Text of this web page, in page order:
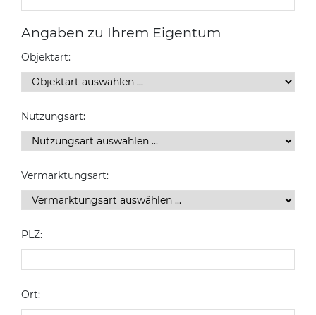
Angaben zu Ihrem Eigentum
Objektart:
Nutzungsart:
Vermarktungsart:
PLZ:
Ort: